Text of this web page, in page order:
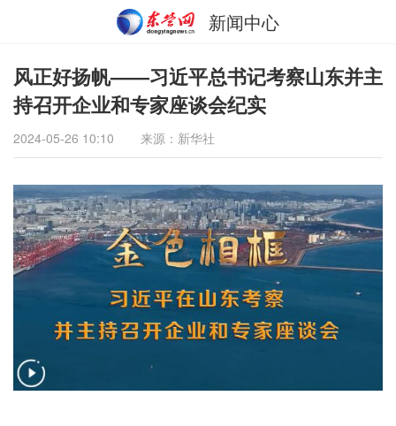
新闻中心
风正好扬帆——习近平总书记考察山东并主
持召开企业和专家座谈会纪实
2024-05-26 10:10 来源：新华社